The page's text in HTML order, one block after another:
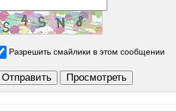
Разрешить смайлики в этом сообщении